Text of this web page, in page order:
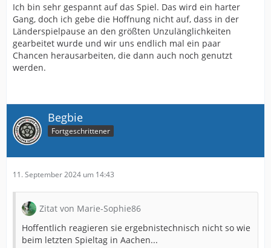
Ich bin sehr gespannt auf das Spiel. Das wird ein harter
Gang, doch ich gebe die Hoffnung nicht auf, dass in der
Länderspielpause an den größten Unzulänglichkeiten
gearbeitet wurde und wir uns endlich mal ein paar
Chancen herausarbeiten, die dann auch noch genutzt
werden.
Begbie
Fortgeschrittener
11. September 2024 um 14:43
Zitat von Marie-Sophie86
Hoffentlich reagieren sie ergebnistechnisch nicht so wie
beim letzten Spieltag in Aachen...